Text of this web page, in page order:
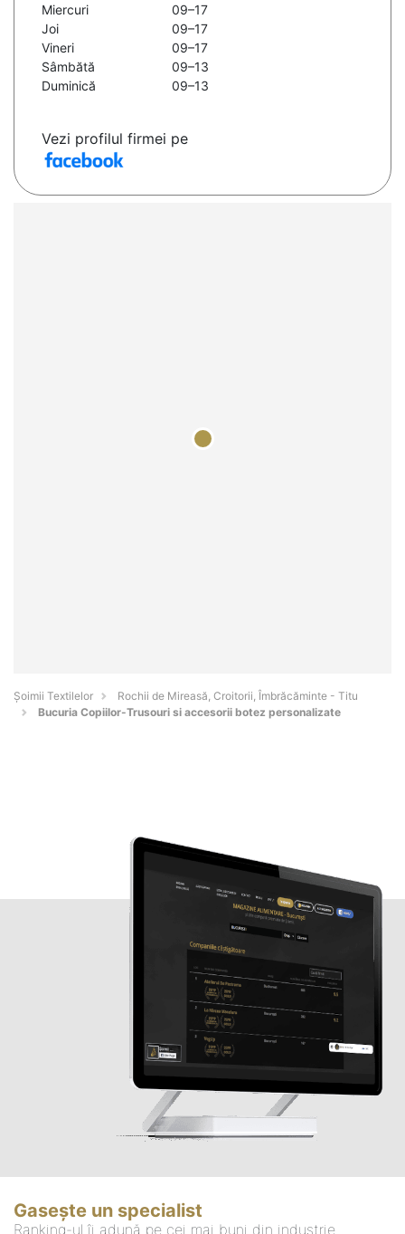
Miercuri
09–17
Joi
09–17
Vineri
09–17
Sâmbătă
09–13
Duminică
09–13
Vezi profilul firmei pe
Șoimii Textilelor
Rochii de Mireasă, Croitorii, Îmbrăcăminte - Titu
Bucuria Copiilor-Trusouri si accesorii botez personalizate
Gasește un specialist
Ranking-ul îi adună pe cei mai buni din industrie